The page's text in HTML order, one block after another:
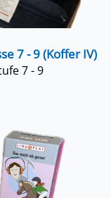
7 - 9 (Koffer IV)
7 - 9